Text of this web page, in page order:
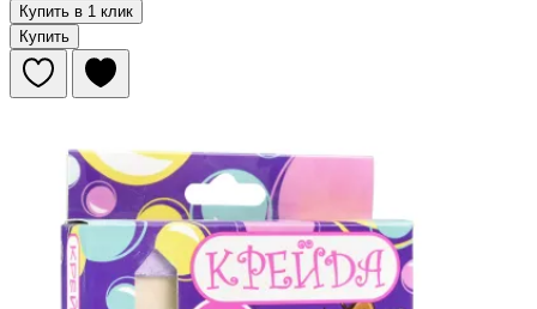
Купить в 1 клик
Купить